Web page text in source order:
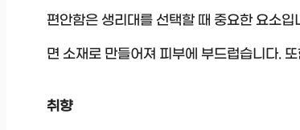
편안함은 생리대를 선택할 때 중요한 요소
면 소재로 만들어져 피부에 부드럽습니다.
취향